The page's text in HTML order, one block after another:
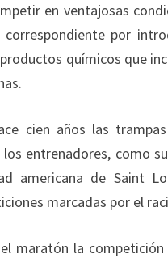
en ventajosas
correspondiente por
químicos que
cien años las
los entrenadores, como
americana de Saint
marcadas por el
maratón la